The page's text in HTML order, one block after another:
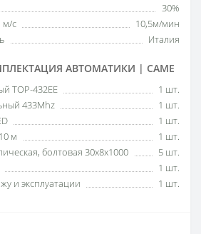
30%
м/с
10,5м/мин
Италия
АВТОМАТИКИ | CAME
TOP-432EE
1 шт.
433Mhz
1 шт.
1 шт.
м
1 шт.
болтовая 30х8х1000
5 шт.
1 шт.
и эксплуатации
1 шт.